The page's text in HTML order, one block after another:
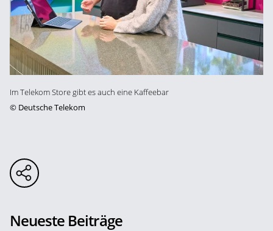
Im Telekom Store gibt es auch eine Kaffeebar
© Deutsche Telekom
Neueste Beiträge